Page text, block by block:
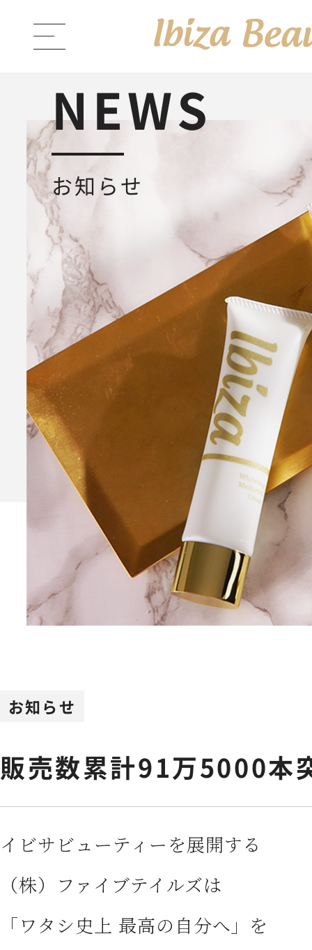
ABOUT Ibiza Beauty ブラ
CONTENTS コンテンツサイト
Body Care
NEWSお知らせ
SHOPPING GUIDEショッピ
FAQ
PRODUCTS 商品一覧
Ibiza Cream薬用イビサク
Ibiza Serum Pro薬用イビ
Ibiza Soap 薬用イビサソープ
Ibiza Deodorant薬用イ
Ibiza Body Scrub薬用イ
Ibiza Hair Removal
薬用イビサヘアーリムーバルクリ
NEWS
お知らせ
お知らせ
販売数累計91万5000本
イビサビューティーを展開する
（株）ファイブテイルズは
「ワタシ史上 最高の自分へ」を